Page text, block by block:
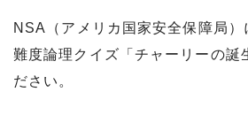
NSA（アメリカ国家安全保障局）
難度論理クイズ「チャーリーの誕
ださい。